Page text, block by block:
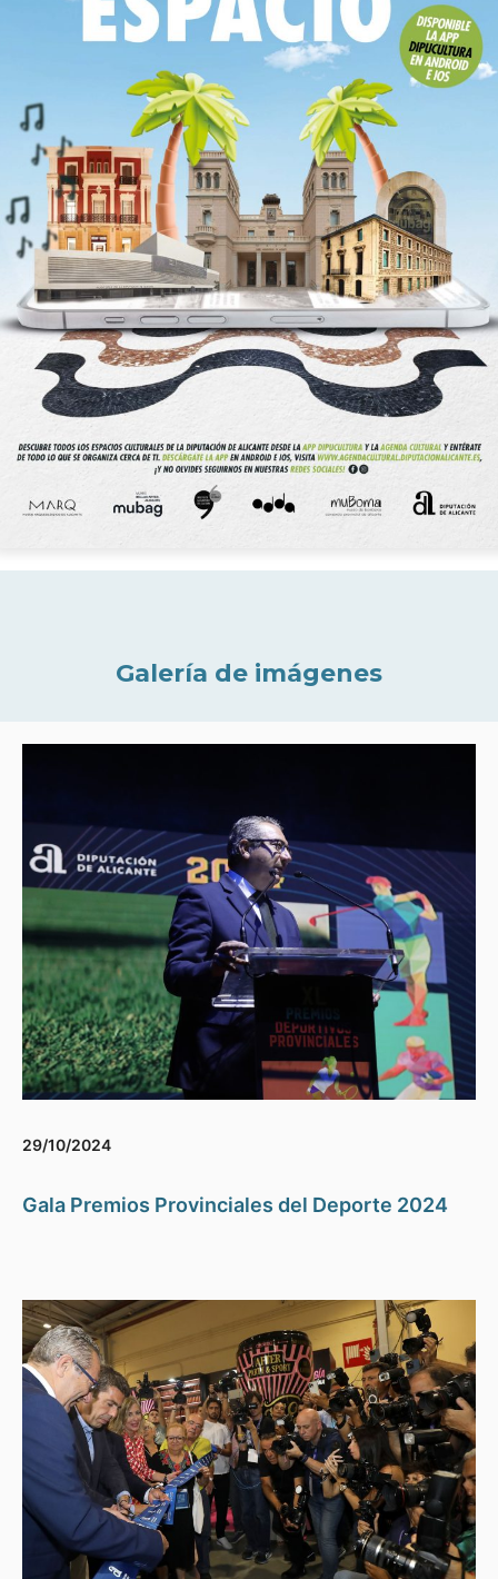
Galería de imágenes
29/10/2024
Gala Premios Provinciales del Deporte 2024